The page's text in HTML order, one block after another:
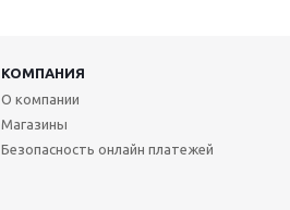
КОМПАНИЯ
О компании
Магазины
Безопасность онлайн платежей